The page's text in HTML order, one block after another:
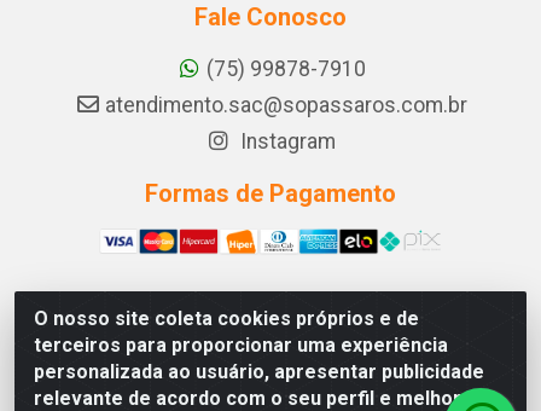
O nosso site coleta cookies próprios e de
terceiros para proporcionar uma experiência
personalizada ao usuário, apresentar publicidade
relevante de acordo com o seu perfil e melhorar a
Fale Conosco
(75) 99878-7910
atendimento.sac@sopassaros.com.br
Instagram
Formas de Pagamento
A PINA DOS SANTOS DELEZZOTTE LTDA - RODOVIA BA
233, 27 - ZONA RURAL, ITABERABA/BA - CEP 46.880-
000 - CNPJ 30.578.948/0001-90